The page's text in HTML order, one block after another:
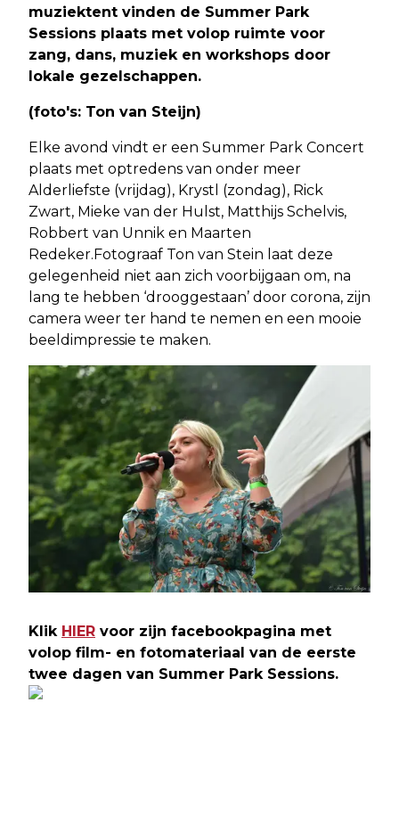
muziektent vinden de Summer Park
Sessions plaats met volop ruimte voor
zang, dans, muziek en workshops door
lokale gezelschappen.
(foto's: Ton van Steijn)
Elke avond vindt er een Summer Park Concert
plaats met optredens van onder meer
Alderliefste (vrijdag), Krystl (zondag), Rick
Zwart, Mieke van der Hulst, Matthijs Schelvis,
Robbert van Unnik en Maarten
Redeker.Fotograaf Ton van Stein laat deze
gelegenheid niet aan zich voorbijgaan om, na
lang te hebben ‘drooggestaan’ door corona, zijn
camera weer ter hand te nemen en een mooie
beeldimpressie te maken.
Klik HIER voor zijn facebookpagina met
volop film- en fotomateriaal van de eerste
twee dagen van Summer Park Sessions.